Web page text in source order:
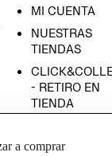
MI CUENTA
NUESTRAS
TIENDAS
- RETIRO EN
TIENDA
CONDICIONES
a comprar